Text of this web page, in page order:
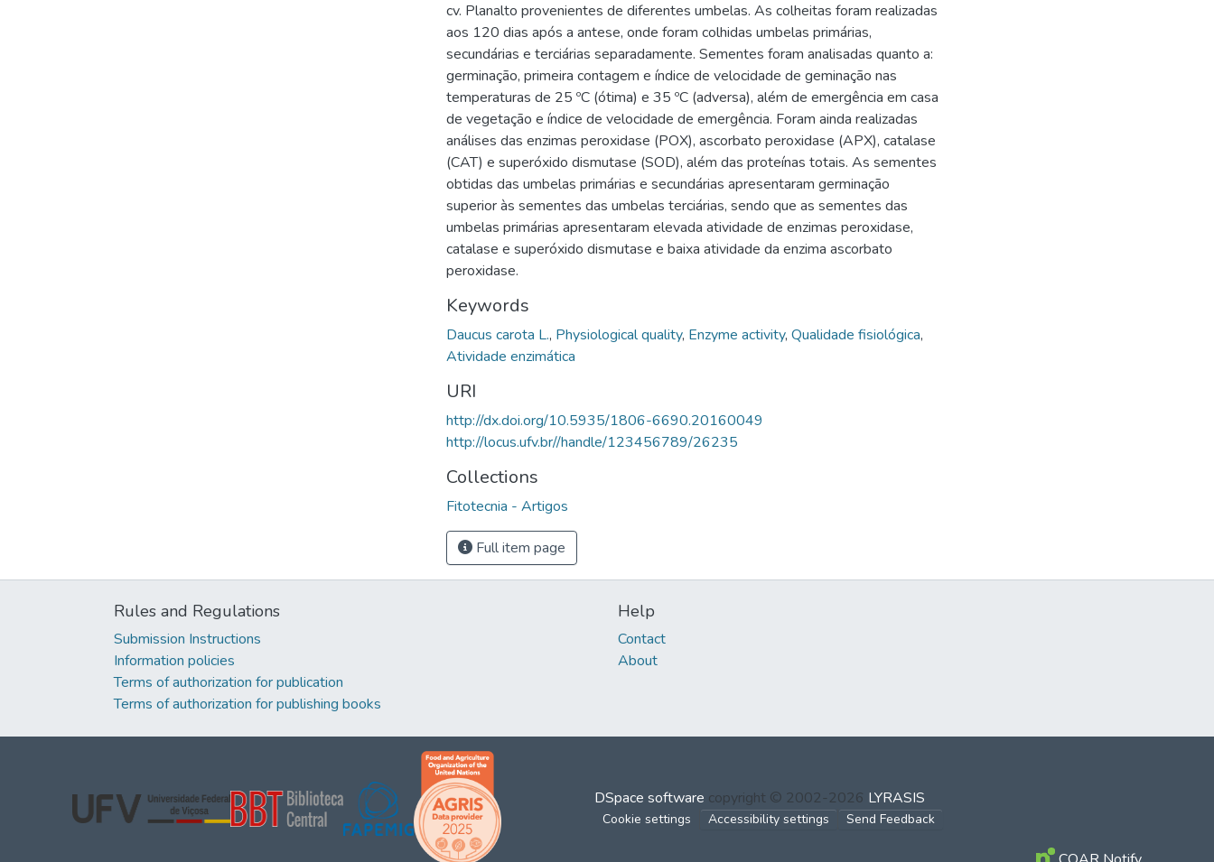
cv. Planalto provenientes de diferentes umbelas. As colheitas foram realizadas
aos 120 dias após a antese, onde foram colhidas umbelas primárias,
secundárias e terciárias separadamente. Sementes foram analisadas quanto a:
germinação, primeira contagem e índice de velocidade de geminação nas
temperaturas de 25 ºC (ótima) e 35 ºC (adversa), além de emergência em casa
de vegetação e índice de velocidade de emergência. Foram ainda realizadas
análises das enzimas peroxidase (POX), ascorbato peroxidase (APX), catalase
(CAT) e superóxido dismutase (SOD), além das proteínas totais. As sementes
obtidas das umbelas primárias e secundárias apresentaram germinação
superior às sementes das umbelas terciárias, sendo que as sementes das
umbelas primárias apresentaram elevada atividade de enzimas peroxidase,
catalase e superóxido dismutase e baixa atividade da enzima ascorbato
peroxidase.
Keywords
Daucus carota L., Physiological quality, Enzyme activity, Qualidade fisiológica,
Atividade enzimática
URI
http://dx.doi.org/10.5935/1806-6690.20160049
http://locus.ufv.br//handle/123456789/26235
Collections
Fitotecnia - Artigos
Full item page
Rules and Regulations
Submission Instructions
Information policies
Terms of authorization for publication
Terms of authorization for publishing books
Help
Contact
About
DSpace software copyright © 2002-2026 LYRASIS
Cookie settings Accessibility settings Send Feedback